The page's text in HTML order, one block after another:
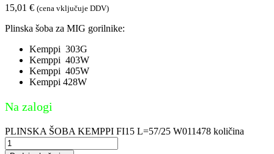
15,01 € (cena vključuje DDV)
Plinska šoba za MIG gorilnike:
Kemppi 303G
Kemppi 403W
Kemppi 405W
Kemppi 428W
Na zalogi
PLINSKA ŠOBA KEMPPI FI15 L=57/25 W011478 količina